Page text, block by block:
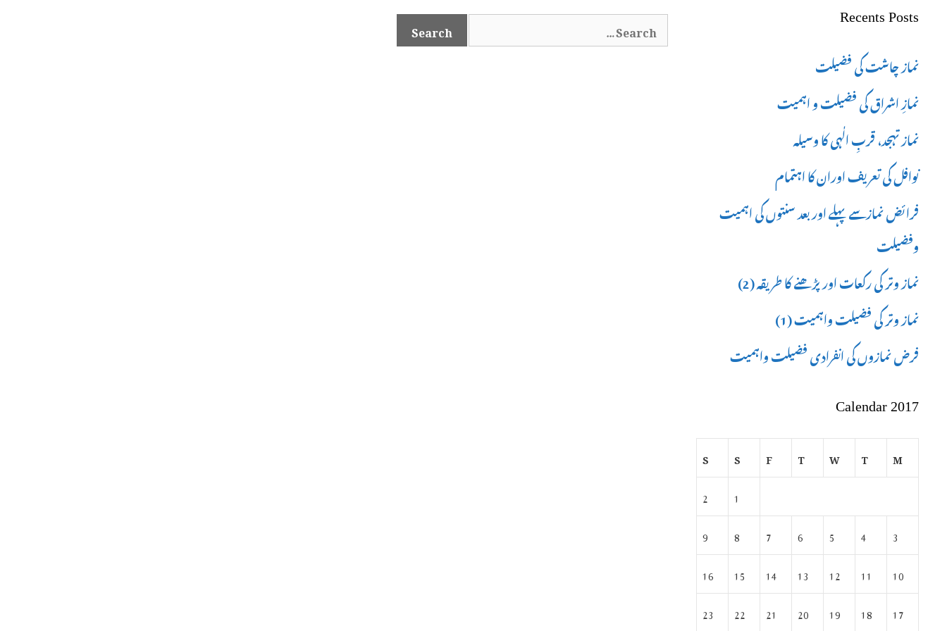
Search
Recents Posts
نماز چاشت کی فضیلت
نمازِ اشراق کی فضیلت و اہمیت
نماز تہجد، قربِ الٰہی کا وسیلہ
نوافل کی تعریف اوران کا اہتمام
فرائض نمازسے پہلے اور بعد سنتوں کی اہمیت
وفضیلت
نماز وتر کی رکعات اور پڑھنے کا طریقہ (2)
نماز وتر کی فضیلت واہمیت (1)
فرض نمازوں کی انفرادی فضیلت واہمیت
Calendar 2017
M
T
W
T
F
S
S
1
2
3
4
5
6
7
8
9
10
11
12
13
14
15
16
17
18
19
20
21
22
23